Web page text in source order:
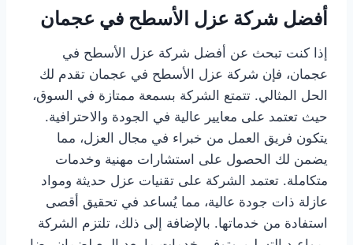
أفضل شركة عزل الأسطح في عجمان
إذا كنت تبحث عن أفضل شركة عزل الأسطح في
عجمان، فإن شركة عزل الأسطح في عجمان تقدم لك
الحل المثالي. تتمتع الشركة بسمعة ممتازة في السوق،
حيث تعتمد على معايير عالية في الجودة والاحترافية.
يتكون فريق العمل من خبراء في مجال العزل، مما
يضمن لك الحصول على استشارات مهنية وخدمات
متكاملة. تعتمد الشركة على تقنيات عزل حديثة ومواد
عازلة ذات جودة عالية، مما يُساعد في تحقيق أقصى
استفادة من خدماتها. بالإضافة إلى ذلك، تلتزم الشركة